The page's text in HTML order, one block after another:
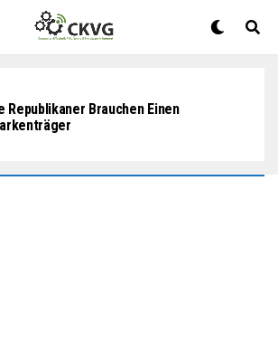
Manipulation Von Beweisen
Republikaner Brauchen Einen